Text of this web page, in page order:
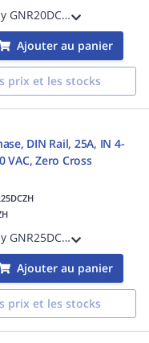
Solid State Relay GNR20DCZH, GNR Series, Single Phase, DIN Rail, 20A, Input Voltage 4-32 VDC, Output Voltage 660 VAC, Zero Cross, Input & Output Protection, IP20
Ajouter au panier
prix et les stocks
DIN Rail, 25A, IN 4-
VAC, Zero Cross
Solid State Relay GNR25DCZH, Solid State Relay GNR3 series, 3-Phase, DIN Rail Mount, 25A, Input Voltage 4-32 VDC, Output Voltage 24-660 VAC, Zero Cross, Resistive loads
Ajouter au panier
prix et les stocks